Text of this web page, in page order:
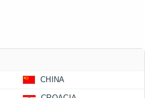
CHINA